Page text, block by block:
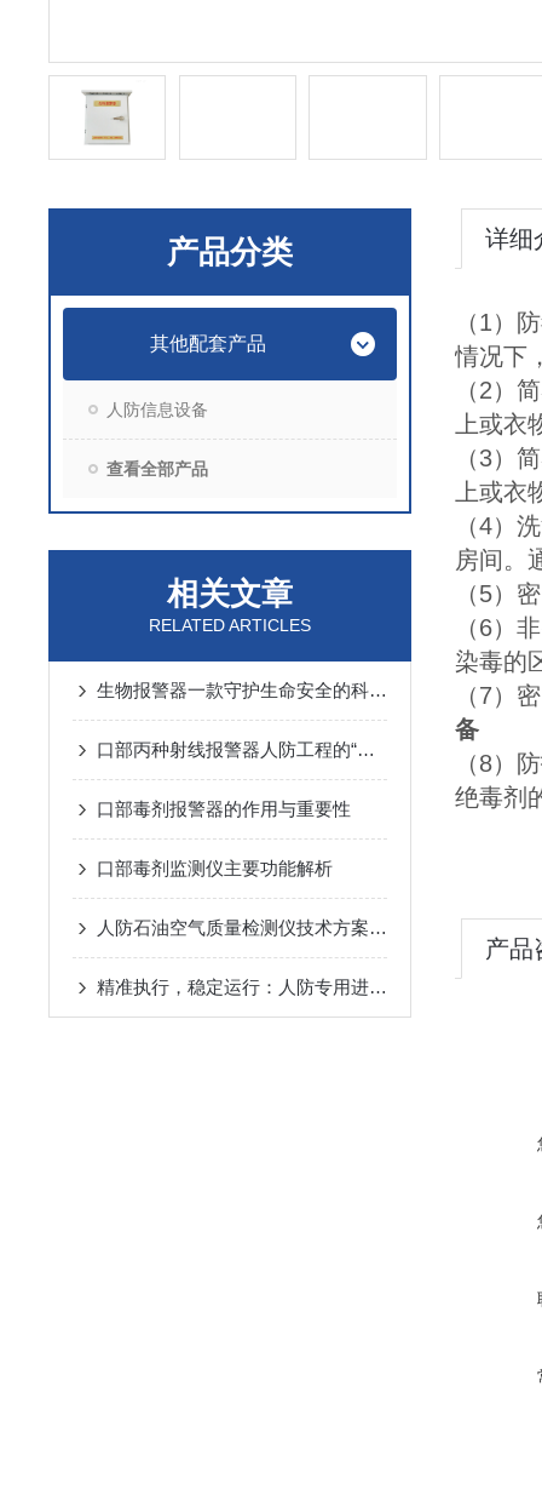
产品分类
其他配套产品
人防信息设备
查看全部产品
相关文章
RELATED ARTICLES
生物报警器一款守护生命安全的科技哨兵
口部丙种射线报警器人防工程的“核生化”哨兵
口部毒剂报警器的作用与重要性
口部毒剂监测仪主要功能解析
人防石油空气质量检测仪技术方案汇总
精准执行，稳定运行：人防专用进风机房控制箱的实操与安全规范
详细
（1）
情况下
（2）
上或
（3）
上或
（4）
房间。
（5）
（6）
染毒的
（7）
备
（8）
绝毒剂
产品